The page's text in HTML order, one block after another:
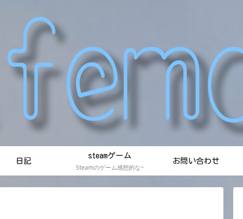
日記
steamゲーム
Steamのゲーム感想的な~
お問い合わせ